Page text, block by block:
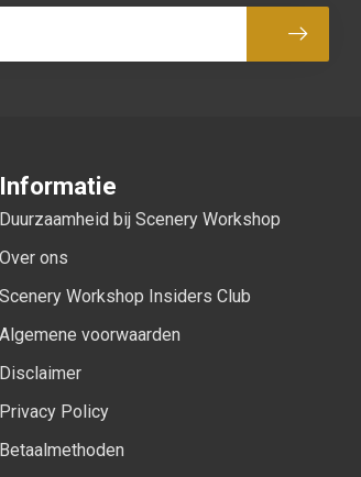
Abonneer
Informatie
Duurzaamheid bij Scenery Workshop
Over ons
Scenery Workshop Insiders Club
Algemene voorwaarden
Disclaimer
Privacy Policy
Betaalmethoden